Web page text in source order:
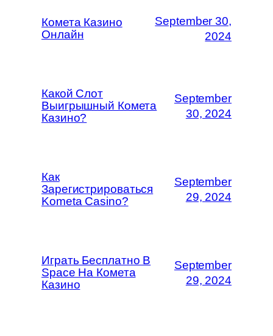
Комета Казино
Онлайн
September 30,
2024
Какой Слот
Выигрышный Комета
Казино?
September
30, 2024
Как
Зарегистрироваться
Kometa Casino?
September
29, 2024
Играть Бесплатно В
Space На Комета
Казино
September
29, 2024